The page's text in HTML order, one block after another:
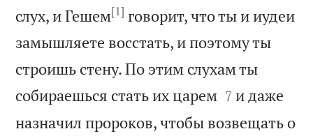
слух, и Гешем[1] говорит, что ты и иудеи
замышляете восстать, и поэтому ты
строишь стену. По этим слухам ты
собираешься стать их царем 

7 и даже
назначил пророков, чтобы возвещать о